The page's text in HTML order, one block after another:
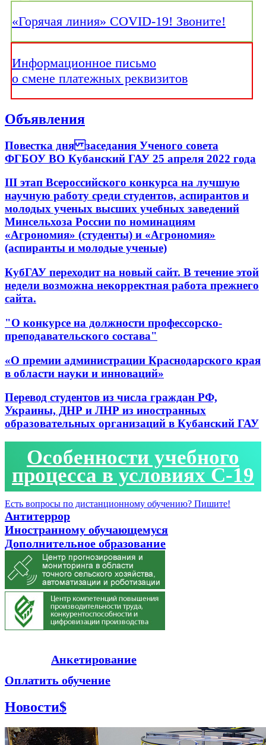
«Горячая линия» СОVID-19! Звоните!
Информационное письмо
о смене платежных реквизитов
Объявления
Повестка дня заседания Ученого совета
ФГБОУ ВО Кубанский ГАУ 25 апреля 2022 года
III этап Всероссийского конкурса на лучшую
научную работу среди студентов, аспирантов и
молодых ученых высших учебных заведений
Минсельхоза России по номинациям
«Агрономия» (студенты) и «Агрономия»
(аспиранты и молодые ученые)
КубГАУ переходит на новый сайт. В течение этой
недели возможна некорректная работа прежнего
сайта.
"О конкурсе на должности профессорско-
преподавательского состава"
«О премии администрации Краснодарского края
в области науки и инноваций»
Перевод студентов из числа граждан РФ,
Украины, ДНР и ЛНР из иностранных
образовательных организаций в Кубанский ГАУ
Особенности учебного
процесса в условиях С-19
Есть вопросы по дистанционному обучению? Пишите!
Антитеррор
Иностранному обучающемуся
Дополнительное образование
Анкетирование
Оплатить обучение
Новости$